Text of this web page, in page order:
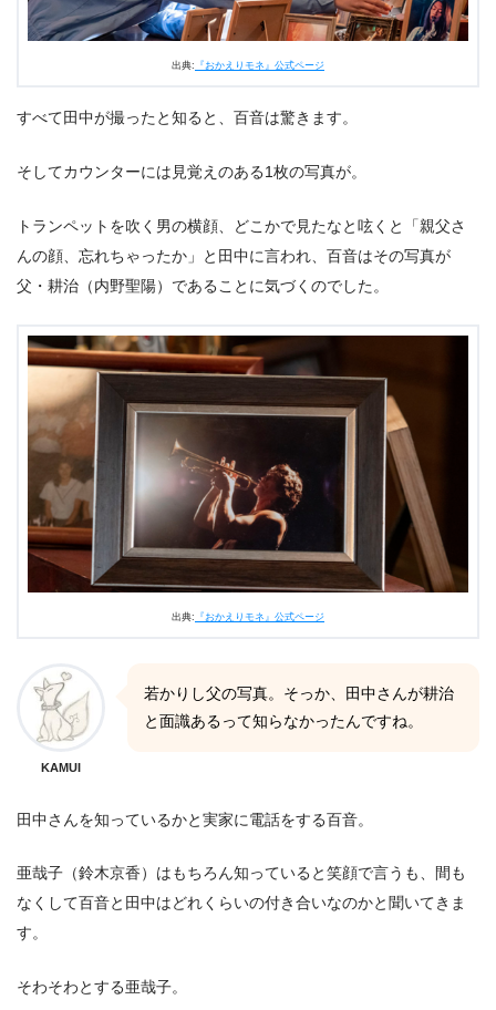
出典: 『おかえりモネ』公式ページ
すべて田中が撮ったと知ると、百音は驚きます。
そしてカウンターには見覚えのある1枚の写真が。
トランペットを吹く男の横顔、どこかで見たなと呟くと「親父さ
んの顔、忘れちゃったか」と田中に言われ、百音はその写真が
父・耕治（内野聖陽）であることに気づくのでした。
出典: 『おかえりモネ』公式ページ
KAMUI
若かりし父の写真。そっか、田中さんが耕治
と面識あるって知らなかったんですね。
田中さんを知っているかと実家に電話をする百音。
亜哉子（鈴木京香）はもちろん知っていると笑顔で言うも、間も
なくして百音と田中はどれくらいの付き合いなのかと聞いてきま
す。
そわそわとする亜哉子。